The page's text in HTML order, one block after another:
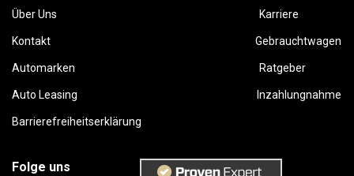
Über Uns Karriere
Kontakt Gebrauchtwagen
Automarken Ratgeber
Auto Leasing Inzahlungnahme
Barrierefreiheitserklärung
Folge uns